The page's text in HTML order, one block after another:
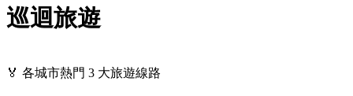
巡迴旅遊
🏅 各城市熱門 3 大旅遊線路